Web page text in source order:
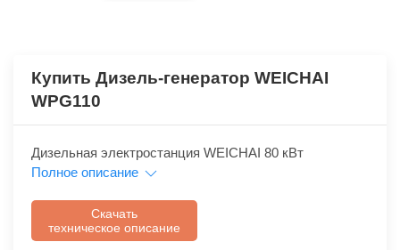
Купить Дизель-генератор WEICHAI
WPG110
Дизельная электростанция WEICHAI 80 кВт
Полное описание
Скачать
техническое описание